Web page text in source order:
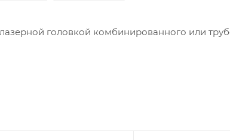
головкой комбинированного или